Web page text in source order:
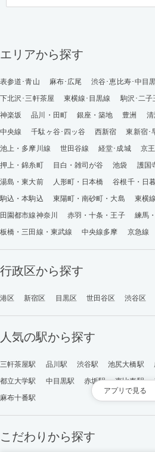
アプリで見る
エリアから探す
表参道･青山 麻布･広尾 渋谷･恵比寿･中目
下北沢･三軒茶屋
東横線･目黒線 駒沢･二子
神楽坂
品川・田町 銀座・築地 豊洲
中央線
千駄ヶ谷･四ッ谷 西新宿 東新宿･
池上・多摩川線
世田谷線 経堂･成城 京
押上・錦糸町
目白・雑司が谷 池袋 護国
湯島・東大前
人形町・日本橋 谷根千・日
駒込・本駒込
東陽町・南砂町・大島 東横
田園都市線神奈川
赤羽・十条・王子
練馬
板橋・三田線・東武線
中央線多摩 京急線
行政区から探す
港区 新宿区 目黒区 世田谷区 渋谷区
人気の駅から探す
三軒茶屋駅 品川駅 渋谷駅 池尻大橋駅
都立大学駅
中目黒駅 赤坂駅 恵比寿駅
麻布十番駅
こだわりから探す